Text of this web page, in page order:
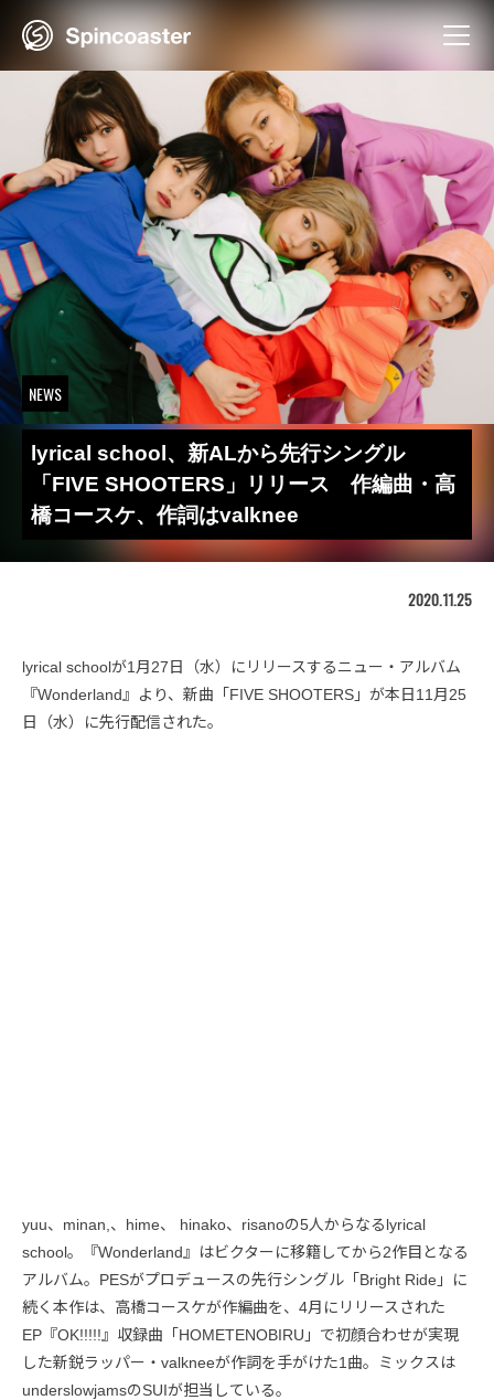
NEWS
lyrical school、新ALから先行シングル
「FIVE SHOOTERS」リリース 作編曲・高
橋コースケ、作詞はvalknee
2020.11.25
lyrical schoolが1月27日（水）にリリースするニュー・アルバム
『Wonderland』より、新曲「FIVE SHOOTERS」が本日11月25
日（水）に先行配信された。
yuu、minan,、hime、 hinako、risanoの5人からなるlyrical
school。『Wonderland』はビクターに移籍してから2作目となる
アルバム。PESがプロデュースの先行シングル「Bright Ride」に
続く本作は、高橋コースケが作編曲を、4月にリリースされた
EP『OK!!!!!』収録曲「HOMETENOBIRU」で初顔合わせが実現
した新鋭ラッパー・valkneeが作詞を手がけた1曲。ミックスは
underslowjamsのSUIが担当している。